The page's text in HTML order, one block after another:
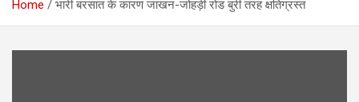
Uttarakhand News Headlines
Home भारी बरसात के कारण जाखन-जोहड़ी रोड बुरी तरह क्षतिग्रस्त